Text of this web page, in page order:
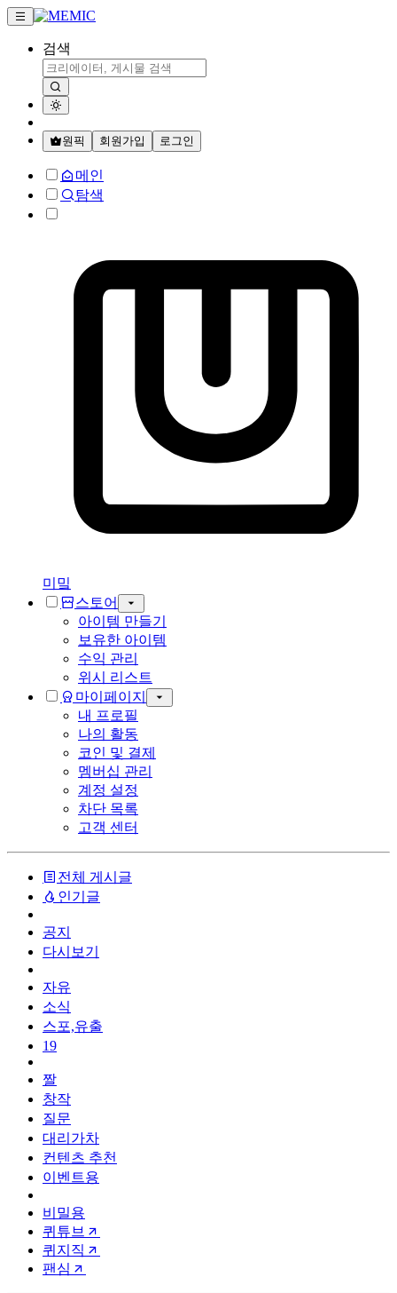
검색
원픽 회원가입 로그인
메인
탐색
미밐
스토어
아이템 만들기
보유한 아이템
수익 관리
위시 리스트
마이페이지
내 프로필
나의 활동
코인 및 결제
멤버십 관리
계정 설정
차단 목록
고객 센터
전체 게시글
인기글
공지
다시보기
자유
소식
스포,유출
19
짤
창작
질문
대리가차
컨텐츠 추천
이벤트용
비밀용
퀴튜브
퀴지직
팬심